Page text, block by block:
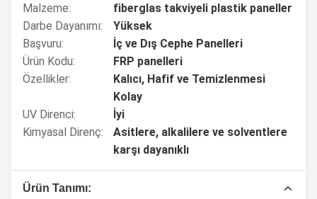
Malzeme:
fiberglas takviyeli plastik paneller
Darbe Dayanımı:
Yüksek
Başvuru:
İç ve Dış Cephe Panelleri
Ürün Kodu:
FRP panelleri
Özellikler:
Kalıcı, Hafif ve Temizlenmesi
Kolay
UV Direnci:
İyi
Kimyasal Direnç:
Asitlere, alkalilere ve solventlere
karşı dayanıklı
Ürün Tanımı: